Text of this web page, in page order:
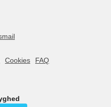
Cookies
FAQ